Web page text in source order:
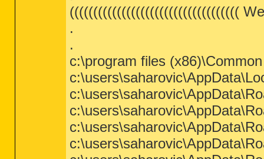
((((((((((((((((((((((((((((((((((((
.
.
c:\program files